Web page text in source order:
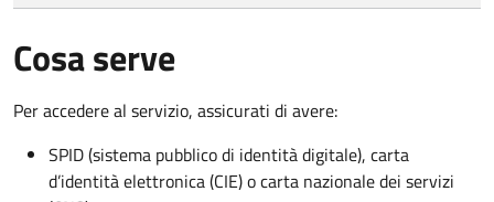
Cosa serve
Per accedere al servizio, assicurati di avere:
SPID (sistema pubblico di identità digitale), carta
d’identità elettronica (CIE) o carta nazionale dei servizi